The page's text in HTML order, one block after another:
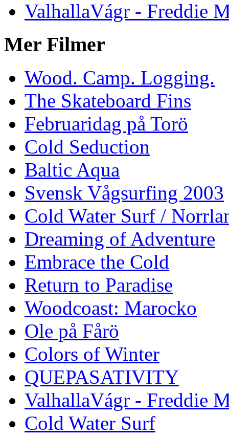
ValhallaVágr - Freddie
Mer Filmer
Wood. Camp. Logging.
The Skateboard Fins
Februaridag på Torö
Cold Seduction
Baltic Aqua
Svensk Vågsurfing 2003
Cold Water Surf /
Dreaming of Adventure
Embrace the Cold
Return to Paradise
Woodcoast: Marocko
Ole på Fårö
Colors of Winter
QUEPASATIVITY
ValhallaVágr - Freddie
Cold Water Surf